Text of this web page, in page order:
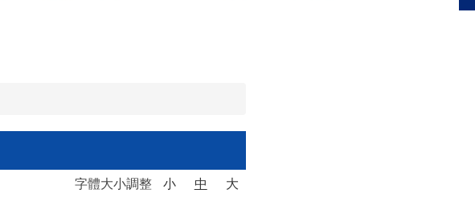
字體大小調整 小 中
大